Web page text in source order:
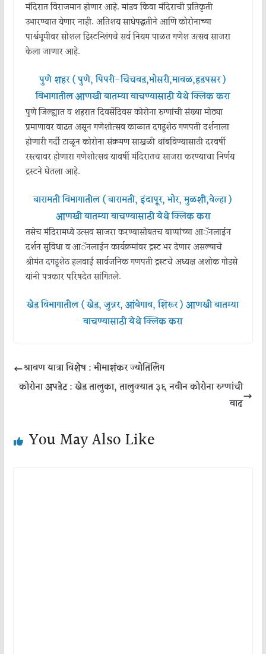
मंदिरात विराजमान होणार आहे. मांडव किंवा मंदिराची प्रतिकृती
उभारण्यात येणार नाही. अतिशय साधेपद्धतीने आणि कोरोनाच्या
पार्श्वभूमीवर सोशल डिस्टन्शिंगचे सर्व नियम पाळत गणेश उत्सव साजरा
केला जाणार आहे.
पुणे शहर ( पुणे, पिंपरी-चिंचवड,भोसरी,मावळ,हडपसर )
विभागातील आणखी बातम्या वाचण्यासाठी येथे क्लिक करा
पुणे जिल्ह्यात व शहरात दिवसेंदिवस कोरोना रुग्णांची संख्या मोठ्या
प्रमाणावर वाढत असून गणेशोत्सव काळात दगडूशेठ गणपती दर्शनाला
होणारी गर्दी टाळून कोरोना संक्रमण साखळी थांबविण्यासाठी दरवर्षी
रस्त्यावर होणारा गणेशोत्सव यावर्षी मंदिरातच साजरा करण्याचा निर्णय
ट्रस्टने घेतला आहे.
बारामती विभागातील ( बारामती, इंदापूर, भोर, मुळशी,वेल्हा )
आणखी बातम्या वाचण्यासाठी येथे क्लिक करा
तसेच मंदिरामध्ये उत्सव साजरा करण्यासोबतच बाप्पांच्या आॅनलाईन
दर्शन सुविधा व आॅनलाईन कार्यक्रमांवर ट्रस्ट भर देणार असल्याचे
श्रीमंत दगडूशेठ हलवाई सार्वजनिक गणपती ट्रस्टचे अध्यक्ष अशोक गोडसे
यांनी पत्रकार परिषदेत सांगितले.
खेड विभागातील ( खेड, जुन्नर, आंबेगाव, शिरूर ) आणखी बातम्या
वाचण्यासाठी येथे क्लिक करा
श्रावण यात्रा विशेष : भीमाशंकर ज्योतिर्लिंग
कोरोना अपडेट : खेड तालुका, तालुक्यात ३६ नवीन कोरोना रुग्णांची
वाढ
You May Also Like